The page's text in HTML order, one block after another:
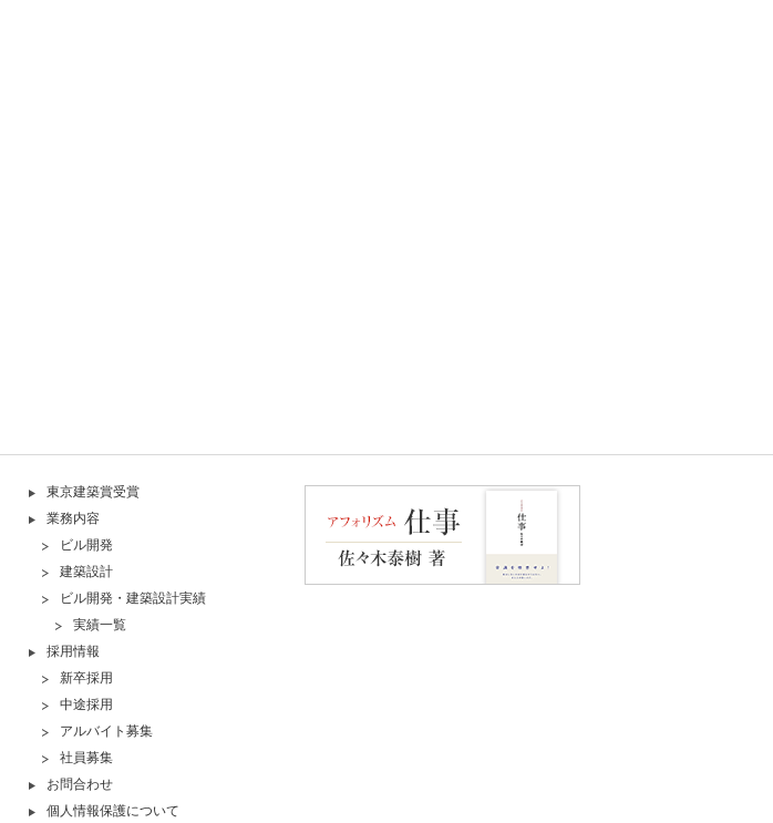
東京建築賞受賞
業務内容
ビル開発
建築設計
ビル開発・建築設計実績
実績一覧
採用情報
新卒採用
中途採用
アルバイト募集
社員募集
お問合わせ
個人情報保護について